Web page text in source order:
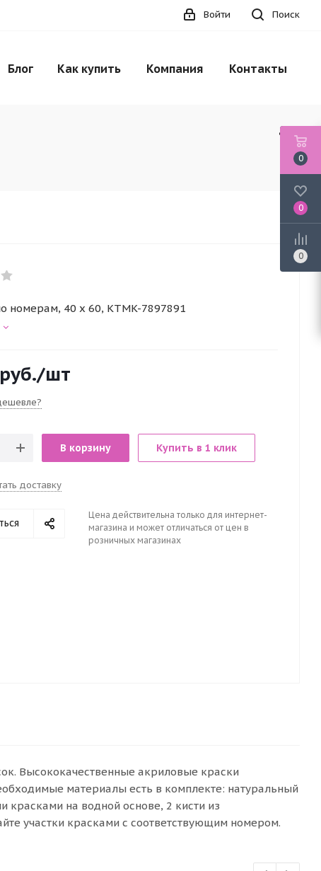
Поиск
Войти
Блог Как купить Компания Контакты
номерам, 40 x 60, KTMK-7897891
руб./шт
В корзину Купить в 1 клик
доставку
Цена действительна только для интернет-
магазина и может отличаться от цен в
розничных магазинах
Высококачественные акриловые краски
материалы есть в комплекте: натуральный
на водной основе, 2 кисти из
участки красками с соответствующим номером.
0
0
0